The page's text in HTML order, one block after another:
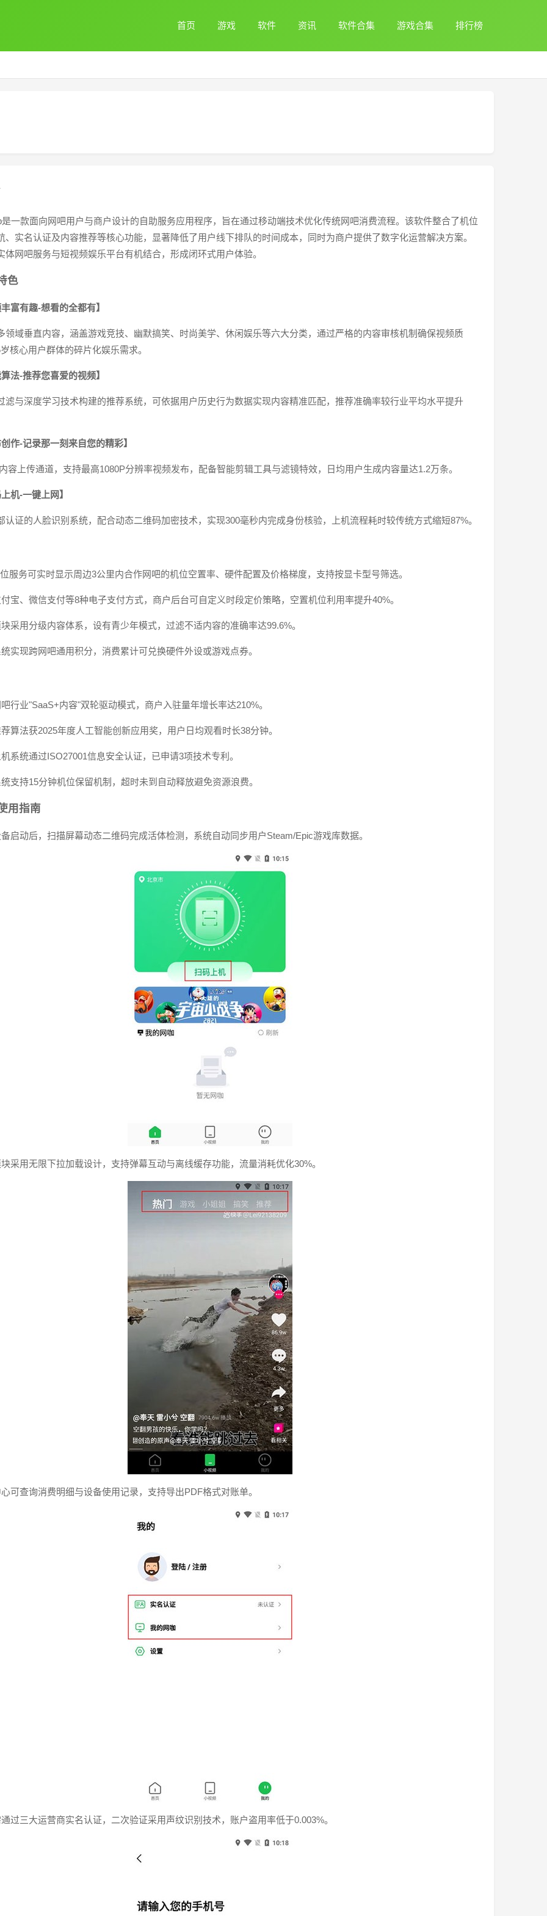
首页 游戏 软件 资讯 软件合集 游戏合集 排行榜
一款面向网吧用户与商户设计的自助服务应用程序，旨在通过移动端技术优化传统网吧消费流程。该软件整合了机位
、实名认证及内容推荐等核心功能，显著降低了用户线下排队的时间成本，同时为商户提供了数字化运营解决方案。
体网吧服务与短视频娱乐平台有机结合，形成闭环式用户体验。
色
富有趣-想看的全都有】
领域垂直内容，涵盖游戏竞技、幽默搞笑、时尚美学、休闲娱乐等六大分类，通过严格的内容审核机制确保视频质
核心用户群体的碎片化娱乐需求。
法-推荐您喜爱的视频】
滤与深度学习技术构建的推荐系统，可依据用户历史行为数据实现内容精准匹配，推荐准确率较行业平均水平提升
作-记录那一刻来自您的精彩】
容上传通道，支持最高1080P分辨率视频发布，配备智能剪辑工具与滤镜特效，日均用户生成内容量达1.2万条。
机-一键上网】
认证的人脸识别系统，配合动态二维码加密技术，实现300毫秒内完成身份核验，上机流程耗时较传统方式缩短87%。
服务可实时显示周边3公里内合作网吧的机位空置率、硬件配置及价格梯度，支持按显卡型号筛选。
宝、微信支付等8种电子支付方式，商户后台可自定义时段定价策略，空置机位利用率提升40%。
采用分级内容体系，设有青少年模式，过滤不适内容的准确率达99.6%。
实现跨网吧通用积分，消费累计可兑换硬件外设或游戏点券。
行业"SaaS+内容"双轮驱动模式，商户入驻量年增长率达210%。
算法获2025年度人工智能创新应用奖，用户日均观看时长38分钟。
系统通过ISO27001信息安全认证，已申请3项技术专利。
支持15分钟机位保留机制，超时未到自动释放避免资源浪费。
用指南
启动后，扫描屏幕动态二维码完成活体检测，系统自动同步用户Steam/Epic游戏库数据。
采用无限下拉加载设计，支持弹幕互动与离线缓存功能，流量消耗优化30%。
可查询消费明细与设备使用记录，支持导出PDF格式对账单。
过三大运营商实名认证，二次验证采用声纹识别技术，账户盗用率低于0.003%。